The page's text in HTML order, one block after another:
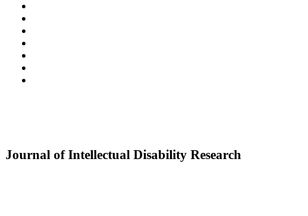
Journal of Intellectual Disability Research